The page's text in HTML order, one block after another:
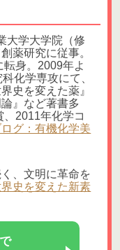
大学大学院（修
薬研究に従事。
身。2009年よ
化学専攻にて、
史を変えた薬』
』など著書多
2011年化学コ
グ：有機化学美
、文明に革命を
史を変えた新素